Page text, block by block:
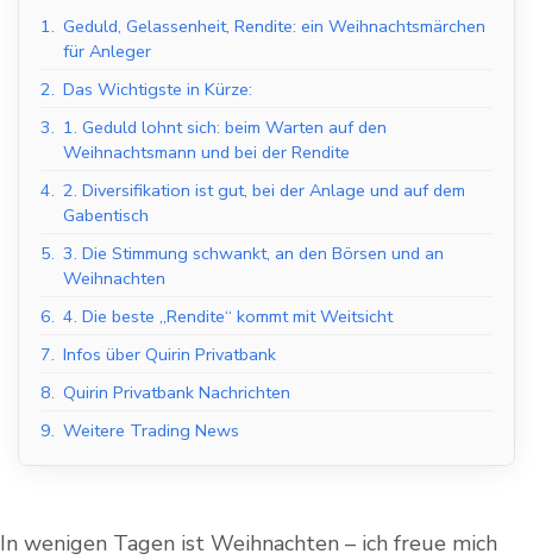
1. Geduld, Gelassenheit, Rendite: ein Weihnachtsmärchen
für Anleger
2. Das Wichtigste in Kürze:
3. 1. Geduld lohnt sich: beim Warten auf den
Weihnachtsmann und bei der Rendite
4. 2. Diversifikation ist gut, bei der Anlage und auf dem
Gabentisch
5. 3. Die Stimmung schwankt, an den Börsen und an
Weihnachten
6. 4. Die beste „Rendite“ kommt mit Weitsicht
7. Infos über Quirin Privatbank
8. Quirin Privatbank Nachrichten
9. Weitere Trading News
In wenigen Tagen ist Weihnachten – ich freue mich